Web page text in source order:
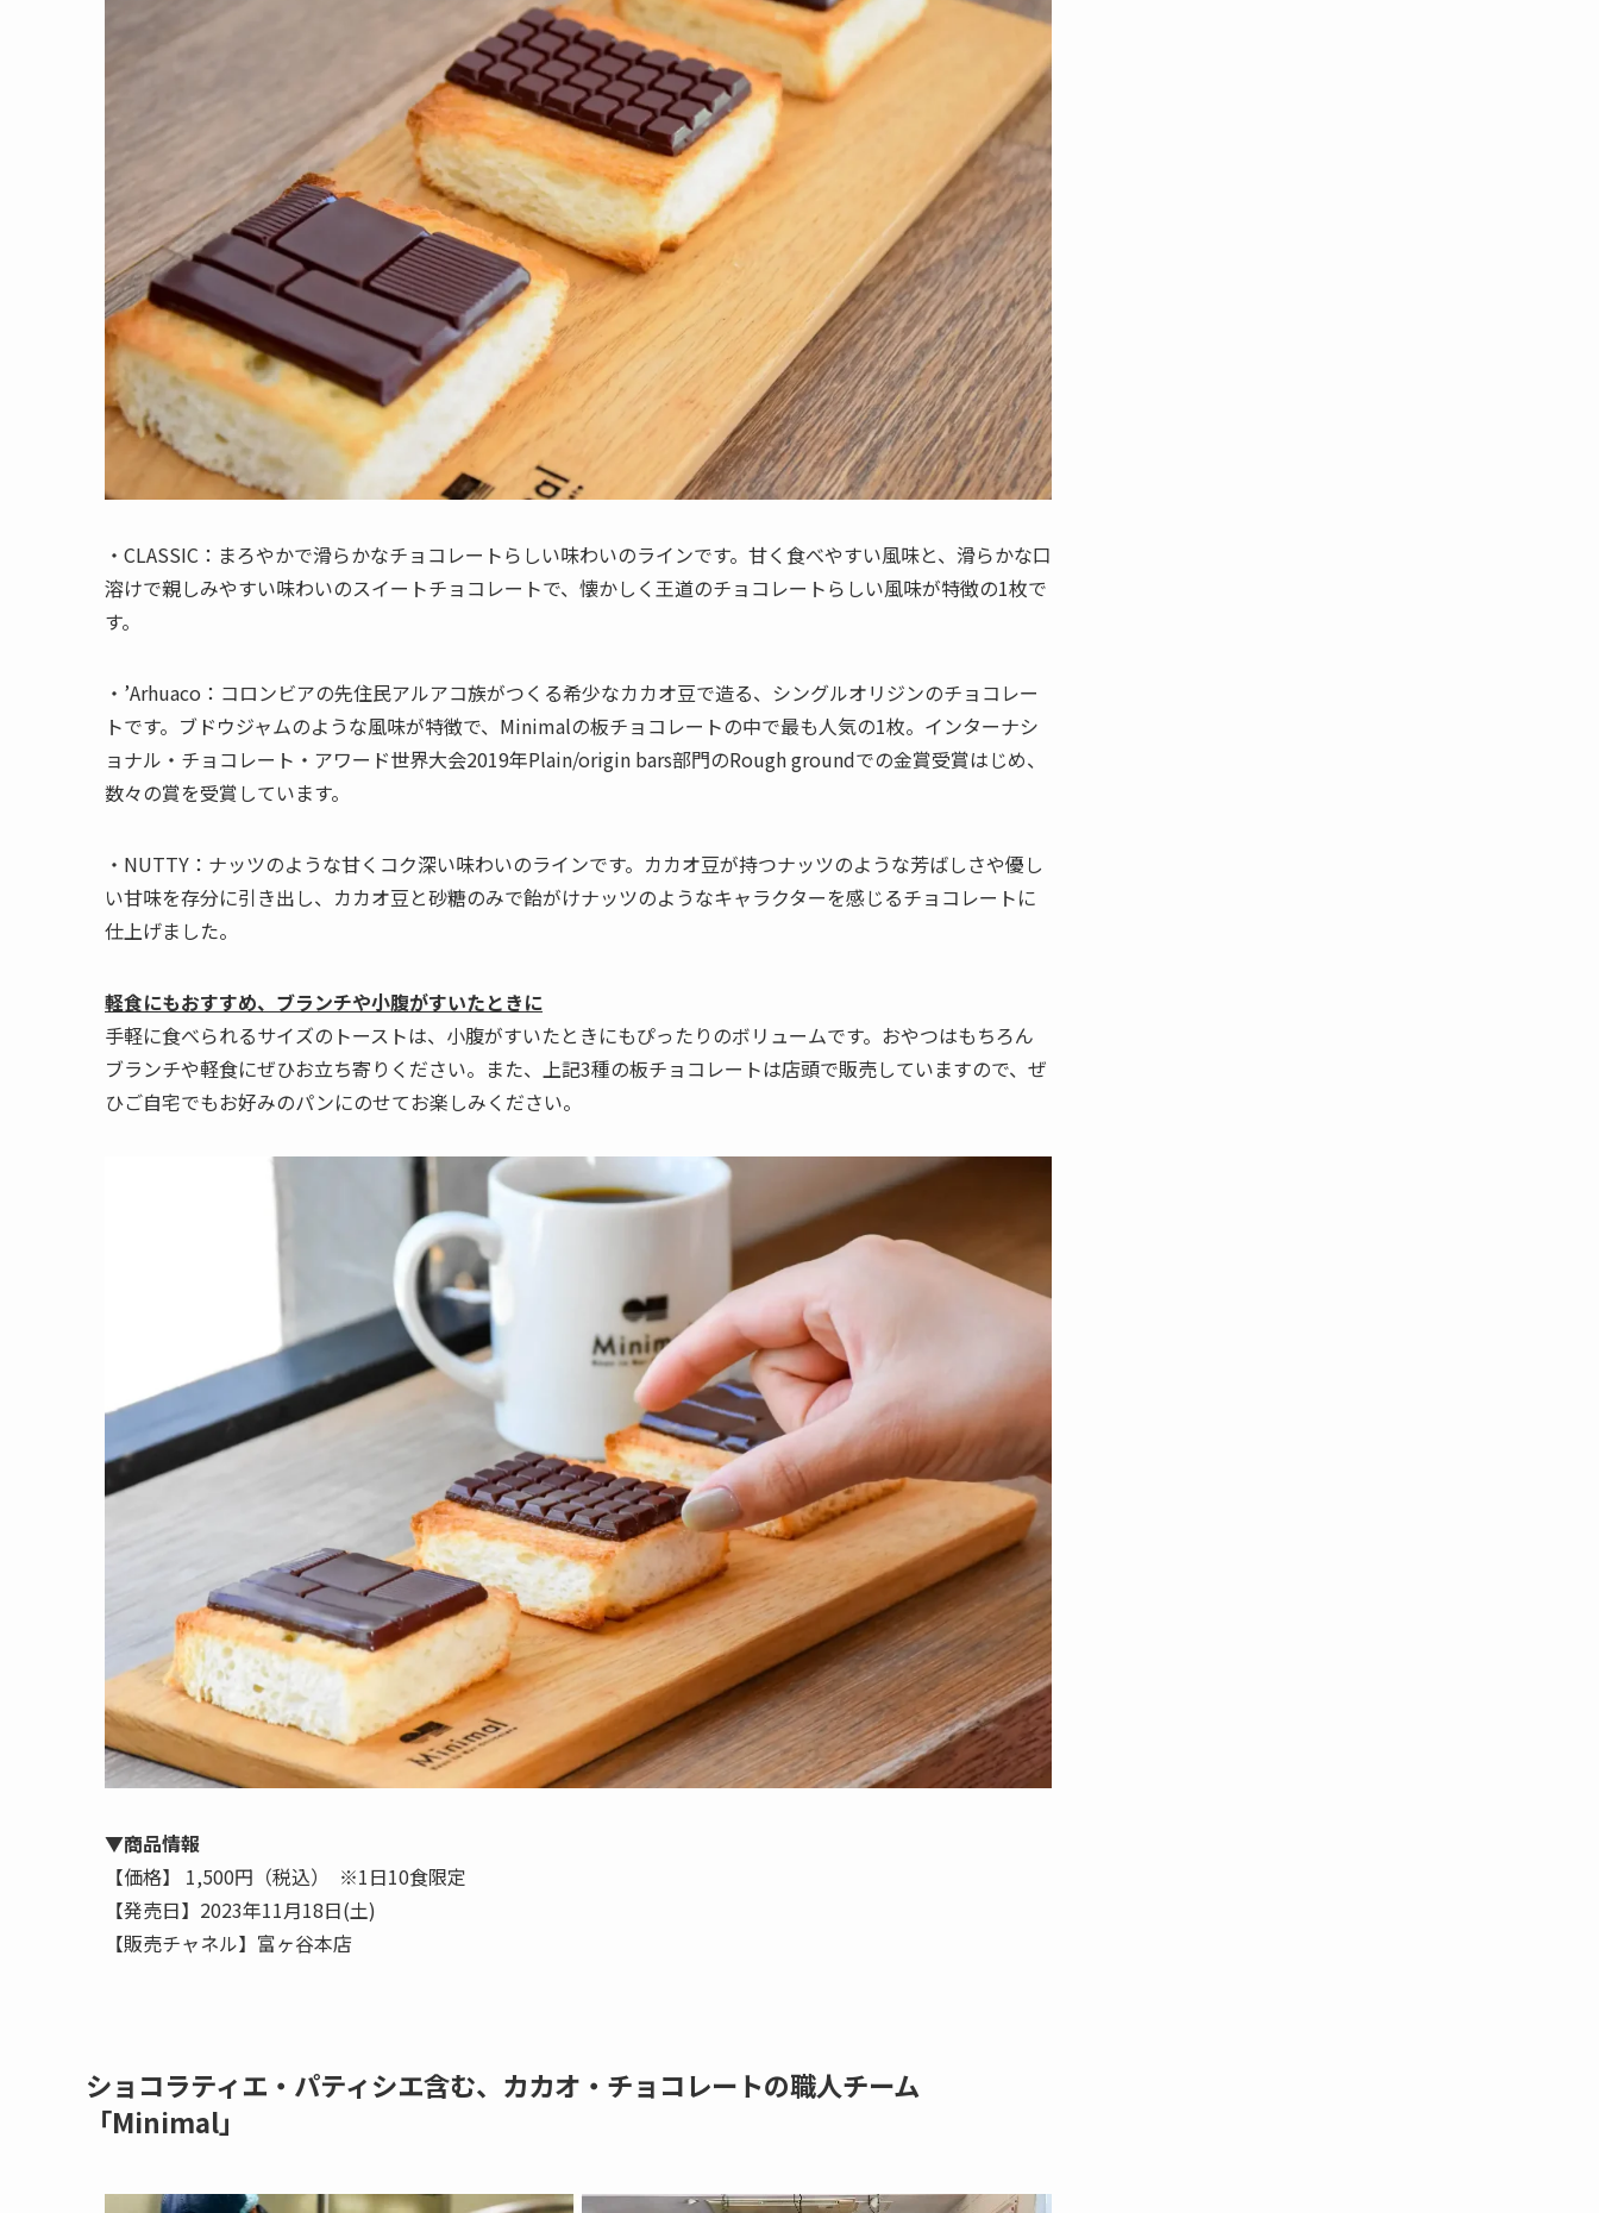
・CLASSIC：まろやかで滑らかなチョコレートらしい味わいのラインです。甘く食べやすい風味と、滑らかな口
溶けで親しみやすい味わいのスイートチョコレートで、懐かしく王道のチョコレートらしい風味が特徴の1枚で
す。
・’Arhuaco：コロンビアの先住民アルアコ族がつくる希少なカカオ豆で造る、シングルオリジンのチョコレー
トです。ブドウジャムのような風味が特徴で、Minimalの板チョコレートの中で最も人気の1枚。インターナシ
ョナル・チョコレート・アワード世界大会2019年Plain/origin bars部門のRough groundでの金賞受賞はじめ、
数々の賞を受賞しています。
・NUTTY：ナッツのような甘くコク深い味わいのラインです。カカオ豆が持つナッツのような芳ばしさや優し
い甘味を存分に引き出し、カカオ豆と砂糖のみで飴がけナッツのようなキャラクターを感じるチョコレートに
仕上げました。
軽食にもおすすめ、ブランチや小腹がすいたときに
手軽に食べられるサイズのトーストは、小腹がすいたときにもぴったりのボリュームです。おやつはもちろん
ブランチや軽食にぜひお立ち寄りください。また、上記3種の板チョコレートは店頭で販売していますので、ぜ
ひご自宅でもお好みのパンにのせてお楽しみください。
▼商品情報
【価格】 1,500円（税込） ※1日10食限定
【発売日】2023年11月18日(土)
【販売チャネル】富ヶ谷本店
ショコラティエ・パティシエ含む、カカオ・チョコレートの職人チーム
「Minimal」